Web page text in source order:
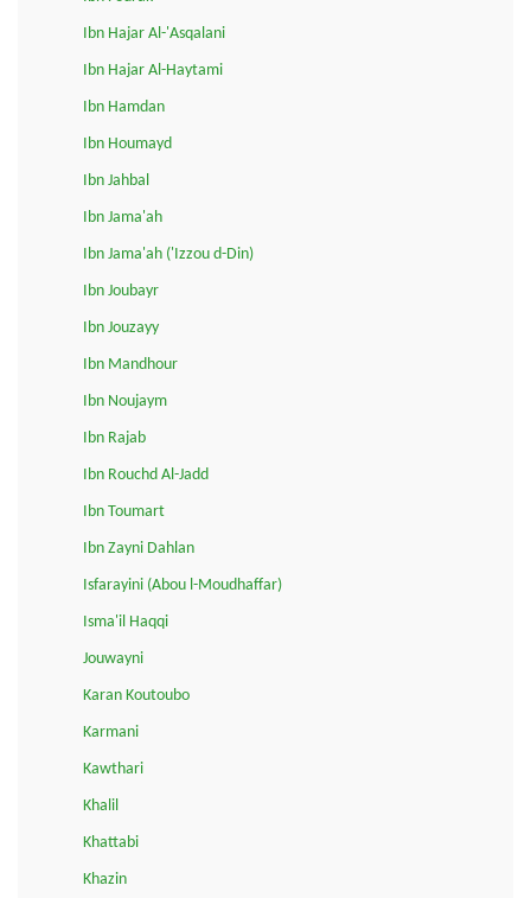
Ibn Hajar Al-'Asqalani
Ibn Hajar Al-Haytami
Ibn Hamdan
Ibn Houmayd
Ibn Jahbal
Ibn Jama'ah
Ibn Jama'ah ('Izzou d-Din)
Ibn Joubayr
Ibn Jouzayy
Ibn Mandhour
Ibn Noujaym
Ibn Rajab
Ibn Rouchd Al-Jadd
Ibn Toumart
Ibn Zayni Dahlan
Isfarayini (Abou l-Moudhaffar)
Isma'il Haqqi
Jouwayni
Karan Koutoubo
Karmani
Kawthari
Khalil
Khattabi
Khazin